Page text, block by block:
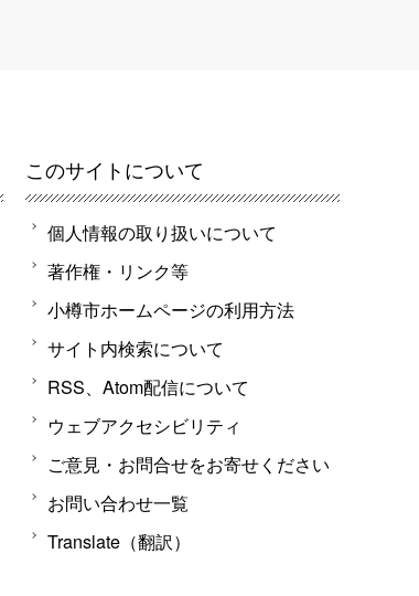
このサイトについて
個人情報の取り扱いについて
著作権・リンク等
小樽市ホームページの利用方法
サイト内検索について
RSS、Atom配信について
ウェブアクセシビリティ
ご意見・お問合せをお寄せください
お問い合わせ一覧
Translate（翻訳）